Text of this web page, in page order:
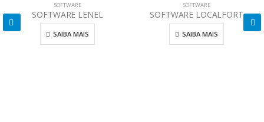
SOFTWARE
SOFTWARE LENEL
SAIBA MAIS
SOFTWARE
SOFTWARE LOCALFORT
SAIBA MAIS